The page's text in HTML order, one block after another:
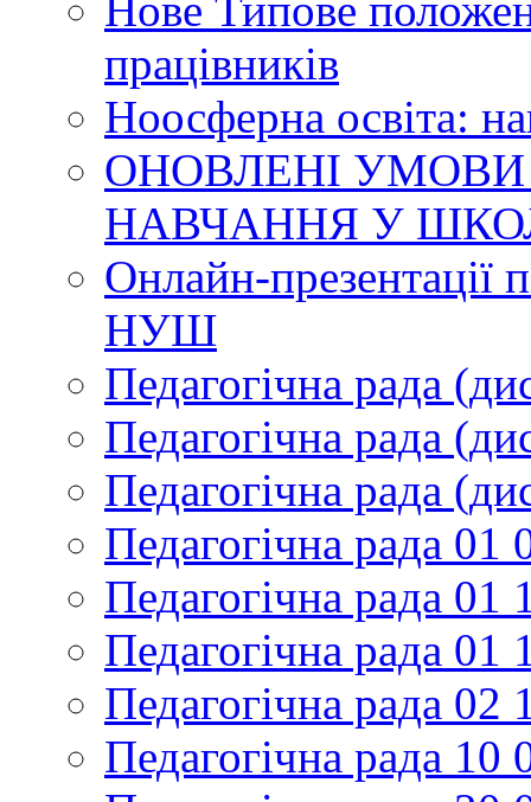
працівників
Ноосферна освіта:
ОНОВЛЕНІ
НАВЧАННЯ У
Онлайн-презентації
НУШ
Педагогічна рада
Педагогічна рада
Педагогічна рада
Педагогічна рада 01
Педагогічна рада 01
Педагогічна рада 01
Педагогічна рада 02
Педагогічна рада 10